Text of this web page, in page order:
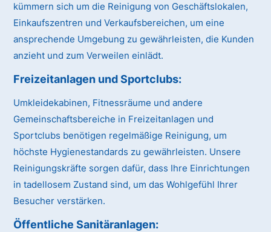
kümmern sich um die Reinigung von Geschäftslokalen,
Einkaufszentren und Verkaufsbereichen, um eine
ansprechende Umgebung zu gewährleisten, die Kunden
anzieht und zum Verweilen einlädt.
Freizeitanlagen und Sportclubs:
Umkleidekabinen, Fitnessräume und andere
Gemeinschaftsbereiche in Freizeitanlagen und
Sportclubs benötigen regelmäßige Reinigung, um
höchste Hygienestandards zu gewährleisten. Unsere
Reinigungskräfte sorgen dafür, dass Ihre Einrichtungen
in tadellosem Zustand sind, um das Wohlgefühl Ihrer
Besucher verstärken.
Öffentliche Sanitäranlagen: